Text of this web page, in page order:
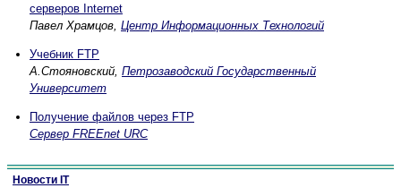
серверов Internet
Павел Храмцов, Центр Информационных Технологий
Учебник FTP
А.Стояновский, Петрозаводский Государственный
Университет
Получение файлов через FTP
Сервер FREEnet URC
Новости IT